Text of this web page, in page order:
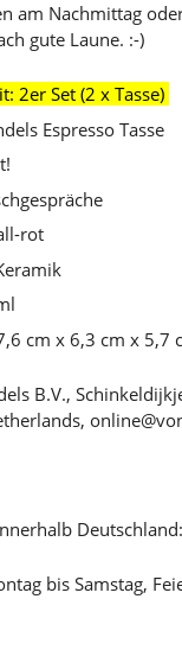
am Nachmittag
gute Laune. :-)
2er Set (2 x Tasse)
Espresso Tasse
rot
cm x 6,3 cm x 5,7
B.V.,
Deutschland:
bis Samstag,